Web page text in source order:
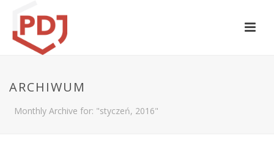
ARCHIWUM
Monthly Archive for: "styczeń, 2016"